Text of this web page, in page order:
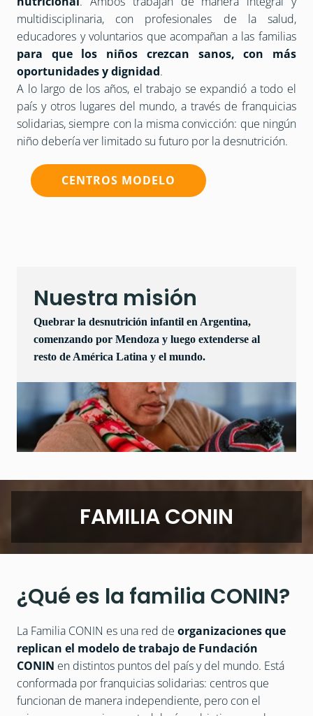
multidisciplinaria, con profesionales de la salud,
educadores y voluntarios que acompañan a las familias
para que los niños crezcan sanos, con más
oportunidades y dignidad.
A lo largo de los años, el trabajo se expandió a todo el
país y otros lugares del mundo, a través de franquicias
solidarias, siempre con la misma convicción: que ningún
niño debería ver limitado su futuro por la desnutrición.
CENTROS MODELO
Nuestra misión
Quebrar la desnutrición infantil en Argentina,
comenzando por Mendoza y luego extenderse al
resto de América Latina y el mundo.
FAMILIA CONIN
¿Qué es la familia CONIN?
La Familia CONIN es una red de organizaciones que
replican el modelo de trabajo de Fundación
CONIN en distintos puntos del país y del mundo. Está
conformada por franquicias solidarias: centros que
funcionan de manera independiente, pero con el